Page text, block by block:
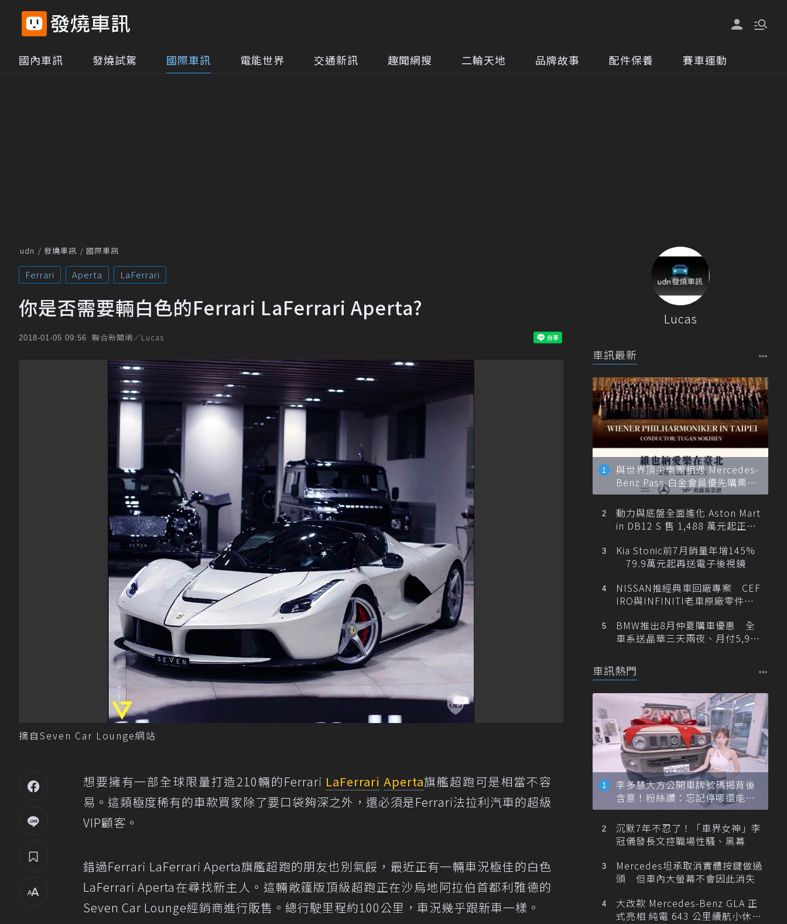
國內車訊 發燒試駕 國際車訊 電能世界 交通新訊 趣聞網搜 二輪天地 品牌故事 配件保養 賽車運動
udn 發燒車訊 國際車訊
Ferrari Aperta LaFerrari
你是否需要輛白色的Ferrari LaFerrari Aperta?
2018-01-05 09:56 聯合新聞網／Lucas
摘自Seven Car Lounge網站
想要擁有一部全球限量打造210輛的Ferrari LaFerrari Aperta旗艦超跑可是相當不容
易。這類極度稀有的車款買家除了要口袋夠深之外，還必須是Ferrari法拉利汽車的超級
VIP顧客。
錯過Ferrari LaFerrari Aperta旗艦超跑的朋友也別氣餒，最近正有一輛車況極佳的白色
LaFerrari Aperta在尋找新主人。這輛敞篷版頂級超跑正在沙烏地阿拉伯首都利雅德的
Seven Car Lounge經銷商進行販售。總行駛里程約100公里，車況幾乎跟新車一樣。
Lucas
車訊最新
與世界頂尖樂團相遇 Mercedes-
Benz Pass 白金會員優先購票維
也納愛樂
動力與底盤全面進化 Aston Mart
in DB12 S 售 1,488 萬元起正式
Kia Stonic前7月銷量年增145%
79.9萬元起再送電子後視鏡
NISSAN推經典車回廠專案 CEF
IRO與INFINITI老車原廠零件最
BMW推出8月仲夏購車優惠 全
車系送晶華三天兩夜、月付5,900
車訊熱門
李多慧大方公開車牌號碼揭背後
含意！粉絲讚：忘記停哪還能幫
忙找車
沉默7年不忍了！「車界女神」李
冠儀發長文控職場性騷、黑幕
Mercedes坦承取消實體按鍵做過
頭 但車內大螢幕不會因此消失
大改款 Mercedes-Benz GLA 正
式亮相 純電 643 公里續航小休